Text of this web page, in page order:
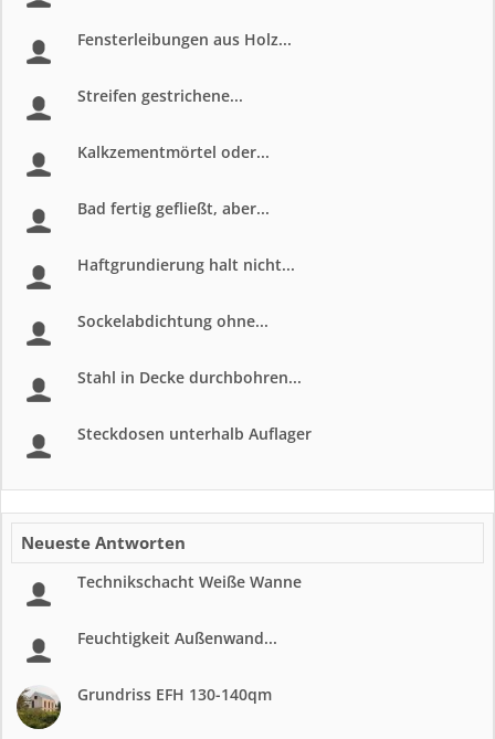
Fensterleibungen aus Holz...
Streifen gestrichene...
Kalkzementmörtel oder...
Bad fertig gefließt, aber...
Haftgrundierung halt nicht...
Sockelabdichtung ohne...
Stahl in Decke durchbohren...
Steckdosen unterhalb Auflager
Neueste Antworten
Technikschacht Weiße Wanne
Feuchtigkeit Außenwand...
Grundriss EFH 130-140qm